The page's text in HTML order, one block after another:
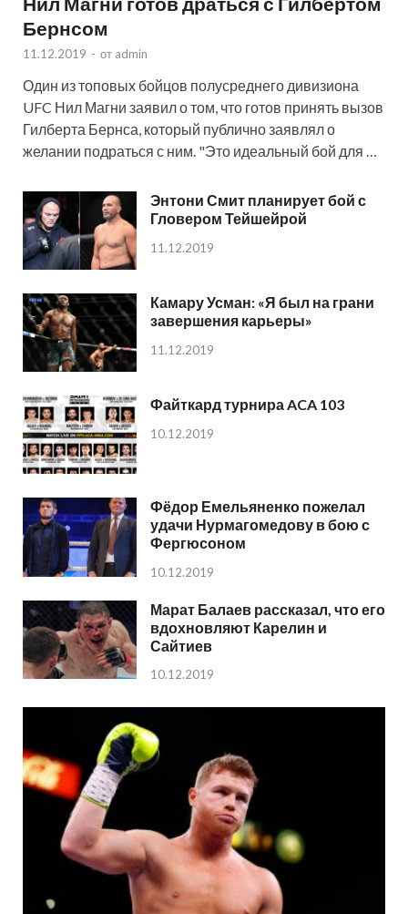
Бернсом
11.12.2019 - от admin
Один из топовых бойцов полусреднего дивизиона
UFC Нил Магни заявил о том, что готов принять вызов
Гилберта Бернса, который публично заявлял о
желании подраться с ним. "Это идеальный бой для …
Энтони Смит планирует бой с
Гловером Тейшейрой
11.12.2019
Камару Усман: «Я был на грани
завершения карьеры»
11.12.2019
Файткард турнира ACA 103
10.12.2019
Фёдор Емельяненко пожелал
удачи Нурмагомедову в бою с
Фергюсоном
10.12.2019
Марат Балаев рассказал, что его
вдохновляют Карелин и
Сайтиев
10.12.2019